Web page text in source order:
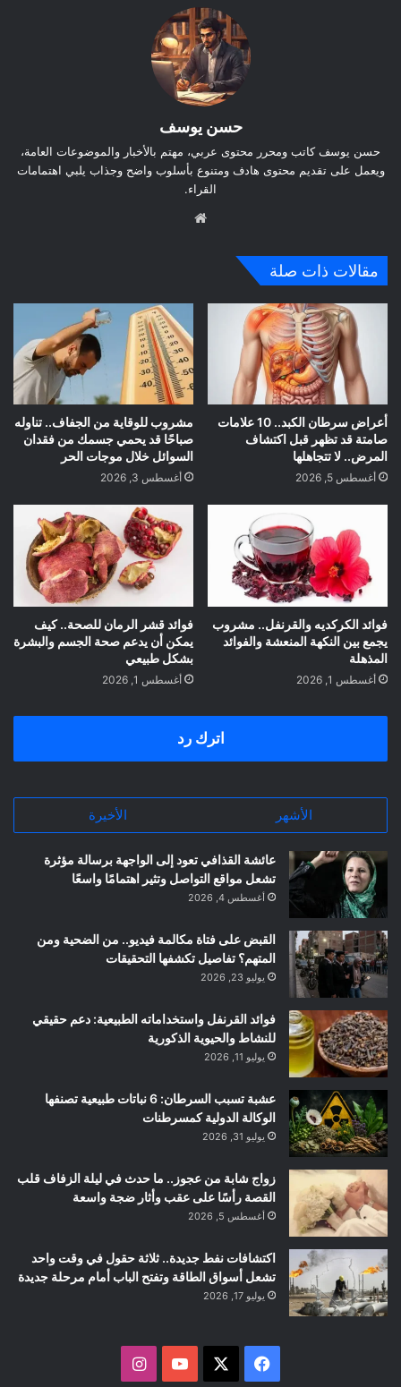
حسن يوسف
حسن يوسف كاتب ومحرر محتوى عربي، مهتم بالأخبار والموضوعات العامة،
ويعمل على تقديم محتوى هادف ومتنوع بأسلوب واضح وجذاب يلبي اهتمامات
القراء.
مقالات ذات صلة
أعراض سرطان الكبد.. 10 علامات
صامتة قد تظهر قبل اكتشاف
المرض.. لا تتجاهلها
أغسطس 5, 2026
مشروب للوقاية من الجفاف.. تناوله
صباحًا قد يحمي جسمك من فقدان
السوائل خلال موجات الحر
أغسطس 3, 2026
فوائد الكركديه والقرنفل.. مشروب
يجمع بين النكهة المنعشة والفوائد
المذهلة
أغسطس 1, 2026
فوائد قشر الرمان للصحة.. كيف
يمكن أن يدعم صحة الجسم والبشرة
بشكل طبيعي
أغسطس 1, 2026
اترك رد
الأشهر الأخيرة
عائشة القذافي تعود إلى الواجهة برسالة مؤثرة
تشعل مواقع التواصل وتثير اهتمامًا واسعًا
أغسطس 4, 2026
القبض على فتاة مكالمة فيديو.. من الضحية ومن
المتهم؟ تفاصيل تكشفها التحقيقات
يوليو 23, 2026
فوائد القرنفل واستخداماته الطبيعية: دعم حقيقي
للنشاط والحيوية الذكورية
يوليو 11, 2026
عشبة تسبب السرطان: 6 نباتات طبيعية تصنفها
الوكالة الدولية كمسرطنات
يوليو 31, 2026
زواج شابة من عجوز.. ما حدث في ليلة الزفاف قلب
القصة رأسًا على عقب وأثار ضجة واسعة
أغسطس 5, 2026
اكتشافات نفط جديدة.. ثلاثة حقول في وقت واحد
تشعل أسواق الطاقة وتفتح الباب أمام مرحلة جديدة
يوليو 17, 2026